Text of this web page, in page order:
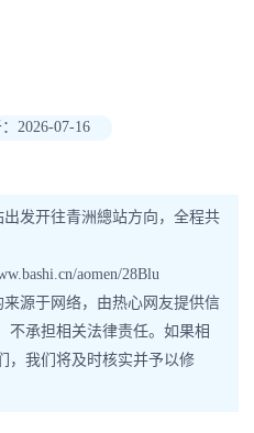
2026-07-16
发开往青洲總站方向，全程共
aomen/28Blu
源于网络，由热心网友提供信
不承担相关法律责任。如果相
，我们将及时核实并予以修